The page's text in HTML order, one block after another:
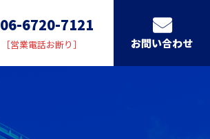
06-6720-7121
［営業電話お断り］ お問い合わせ